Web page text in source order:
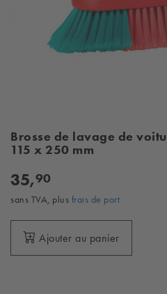
Brosse de lavage de
115 x 250 mm
35,90
sans TVA, plus frais de port
Ajouter au panier